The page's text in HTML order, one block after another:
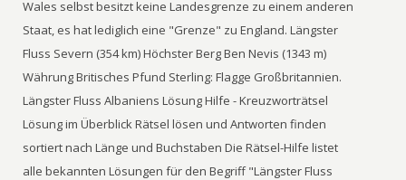
Wales selbst besitzt keine Landesgrenze zu einem anderen
Staat, es hat lediglich eine "Grenze" zu England. Längster
Fluss Severn (354 km) Höchster Berg Ben Nevis (1343 m)
Währung Britisches Pfund Sterling: Flagge Großbritannien.
Längster Fluss Albaniens Lösung Hilfe - Kreuzworträtsel
Lösung im Überblick Rätsel lösen und Antworten finden
sortiert nach Länge und Buchstaben Die Rätsel-Hilfe listet
alle bekannten Lösungen für den Begriff "Längster Fluss